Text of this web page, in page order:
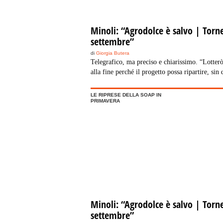
Minoli: “Agrodolce è salvo |
settembre”
di Giorgia Butera
Telegrafico, ma preciso e chiarissimo.
alla fine perché il progetto possa ripartire, sin
intervista con Gianni Minoli
tanta produzione culturale. Agrodolce, è una di
LE RIPRESE DELLA SOAP IN
PRIMAVERA
Minoli: “Agrodolce è salvo |
settembre”